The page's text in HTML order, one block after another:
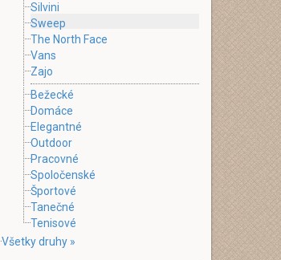
Silvini
Sweep
The North Face
Vans
Zajo
Bežecké
Domáce
Elegantné
Outdoor
Pracovné
Spoločenské
Športové
Tanečné
Tenisové
Všetky druhy »